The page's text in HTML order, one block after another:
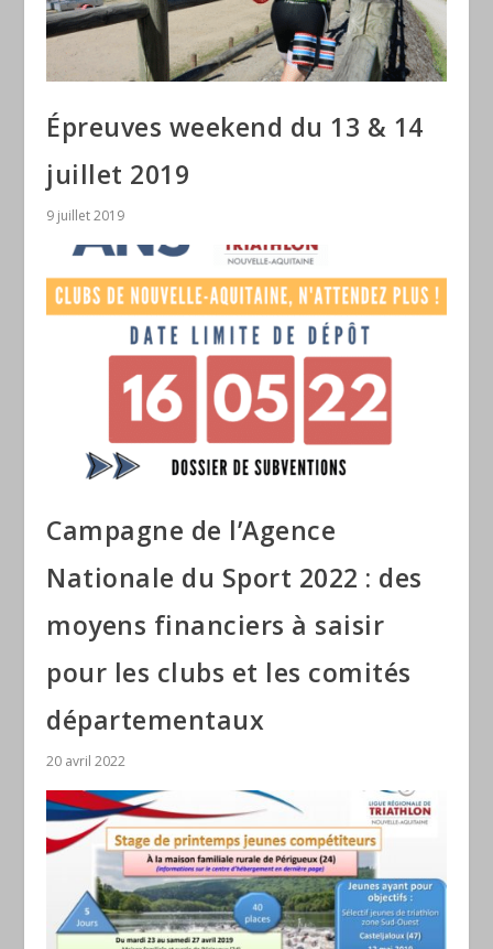
Épreuves weekend du 13 & 14
juillet 2019
9 juillet 2019
Campagne de l’Agence
Nationale du Sport 2022 : des
moyens financiers à saisir
pour les clubs et les comités
départementaux
20 avril 2022